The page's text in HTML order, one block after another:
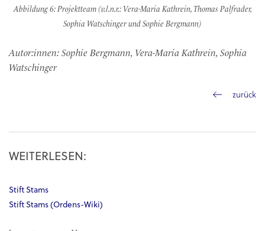
Abbildung 6: Projektteam (v.l.n.r.: Vera-Maria Kathrein, Thomas Palfrader,
Sophia Watschinger und Sophie Bergmann)
Autor:innen: Sophie Bergmann, Vera-Maria Kathrein, Sophia
Watschinger
zurück
WEITERLESEN:
Stift Stams
Stift Stams (Ordens-Wiki)